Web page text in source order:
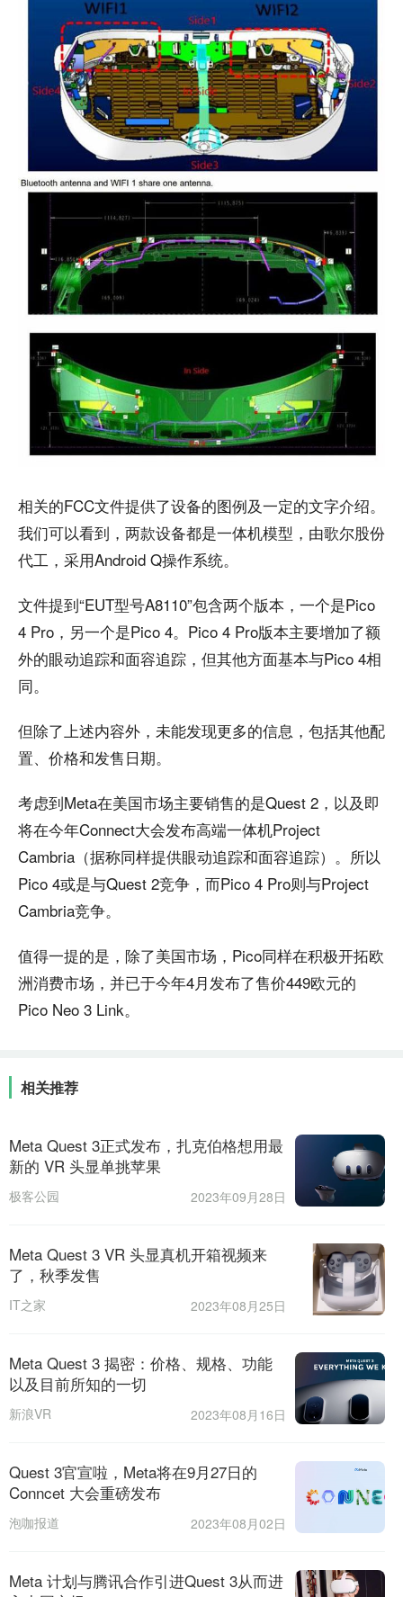
相关的FCC文件提供了设备的图例及一定的文字介绍。
我们可以看到，两款设备都是一体机模型，由歌尔股份
代工，采用Android Q操作系统。
文件提到“EUT型号A8110”包含两个版本，一个是Pico
4 Pro，另一个是Pico 4。Pico 4 Pro版本主要增加了额
外的眼动追踪和面容追踪，但其他方面基本与Pico 4相
同。
但除了上述内容外，未能发现更多的信息，包括其他配
置、价格和发售日期。
考虑到Meta在美国市场主要销售的是Quest 2，以及即
将在今年Connect大会发布高端一体机Project
Cambria（据称同样提供眼动追踪和面容追踪）。所以
Pico 4或是与Quest 2竞争，而Pico 4 Pro则与Project
Cambria竞争。
值得一提的是，除了美国市场，Pico同样在积极开拓欧
洲消费市场，并已于今年4月发布了售价449欧元的
Pico Neo 3 Link。
相关推荐
Meta Quest 3正式发布，扎克伯格想用最
新的 VR 头显单挑苹果
极客公园 2023年09月28日
Meta Quest 3 VR 头显真机开箱视频来
了，秋季发售
IT之家 2023年08月25日
Meta Quest 3 揭密：价格、规格、功能
以及目前所知的一切
新浪VR 2023年08月16日
Quest 3官宣啦，Meta将在9月27日的
Conncet 大会重磅发布
泡咖报道 2023年08月02日
Meta 计划与腾讯合作引进Quest 3从而进